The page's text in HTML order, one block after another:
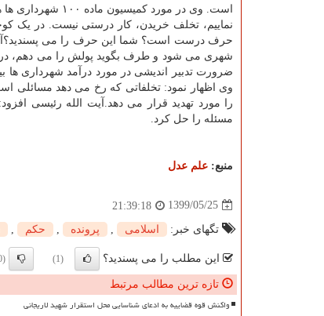
نماییم، تخلف خریدن، کار درستی نیست. در یک
حرف درست است؟ شما این حرف را می
شهری می شود و طرف بگوید پولش را می دهم،
ضرورت تدبیر اندیشی در مورد درآمد شهرداری ها
وی اظهار نمود: تخلفاتی که رخ می دهد
را مورد تهدید قرار می دهد.آیت الله رئیسی
مسئله را حل کرد.
منبع: علم عدل
1399/05/25
21:39:18
تگهای خبر: اسلامی پرونده حكم
این مطلب را می پسندید؟ (1)
(0)
تازه ترین مطالب مرتبط
واکنش قوه قضاییه به ادعای شناسایی محل استقرار شهید لاریجانی